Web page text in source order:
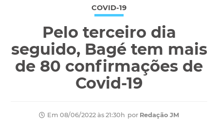
COVID-19
Pelo terceiro dia
seguido, Bagé tem mais
de 80 confirmações de
Covid-19
Em 08/06/2022 às 21:30h por Redação JM